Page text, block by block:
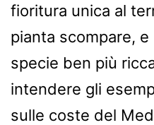
fioritura unica al
pianta scompare,
specie ben più
intendere gli
sulle coste del